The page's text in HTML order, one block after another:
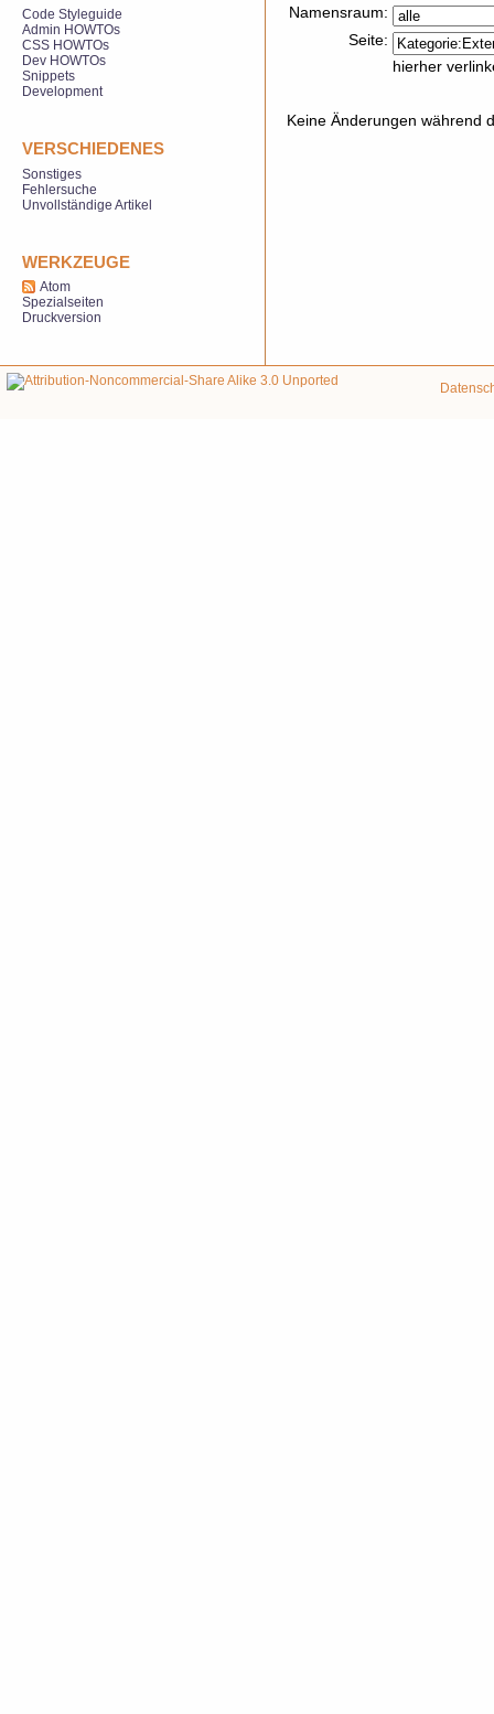
Namensraum:
Seite:
hierher
Keine Änderungen während
Code Styleguide
Admin HOWTOs
CSS HOWTOs
Dev HOWTOs
Snippets
Development
VERSCHIEDENES
Sonstiges
Fehlersuche
Unvollständige Artikel
WERKZEUGE
Atom
Spezialseiten
Druckversion